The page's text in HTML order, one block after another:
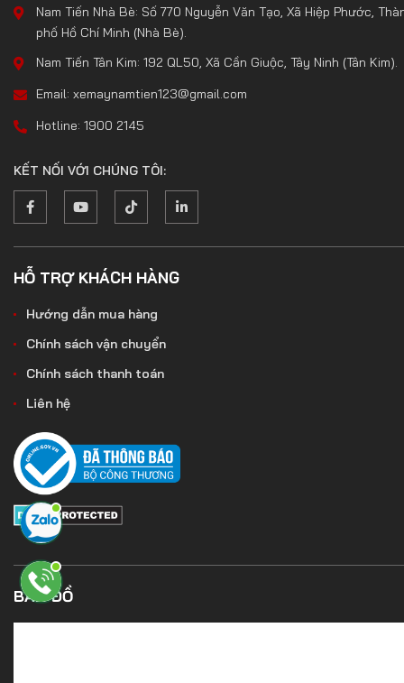
Nam Tiến Nhà Bè: Số 770 Nguyễn Văn Tạo, Xã Hiệp Phước,
phố Hồ Chí Minh (Nhà Bè).
Nam Tiến Tân Kim: 192 QL50, Xã Cần Giuộc, Tây Ninh (Tân Kim).
Email: xemaynamtien123@gmail.com
Hotline: 1900 2145
KẾT NỐI VỚI CHÚNG TÔI:
HỖ TRỢ KHÁCH HÀNG
Hướng dẫn mua hàng
Chính sách vận chuyển
Chính sách thanh toán
Liên hệ
BẢN ĐỒ